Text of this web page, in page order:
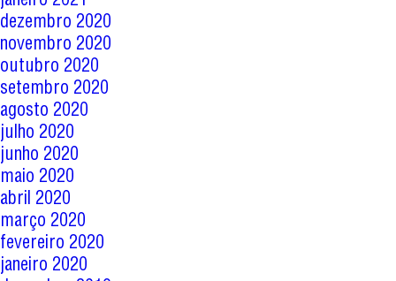
dezembro 2020
novembro 2020
outubro 2020
setembro 2020
agosto 2020
julho 2020
junho 2020
maio 2020
abril 2020
março 2020
fevereiro 2020
janeiro 2020